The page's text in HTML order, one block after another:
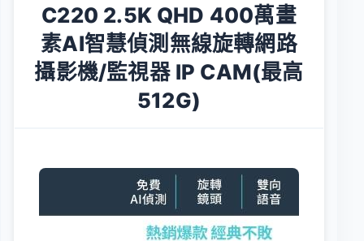
C220 2.5K QHD 400萬畫
素AI智慧偵測無線旋轉網路
攝影機/監視器 IP CAM(最高
512G)